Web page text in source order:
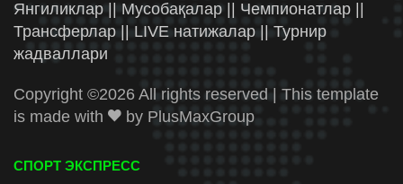
Янгиликлар || Мусобақалар || Чемпионатлар ||
Трансферлар || LIVE натижалар || Турнир
жадваллари
Copyright ©2026 All rights reserved | This template
is made with
by PlusMaxGroup
СПОРТ ЭКСПРЕСС